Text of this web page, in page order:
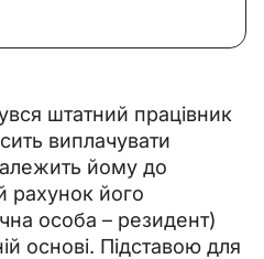
штатний працівник
виплачувати
йому до
рахунок його
особа – резидент)
основі. Підставою для